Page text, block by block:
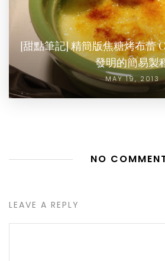
[甜點筆記] 精簡版焦糖烤布蕾
發明的簡易製
MAY 19, 2013
NO
LEAVE A REPLY